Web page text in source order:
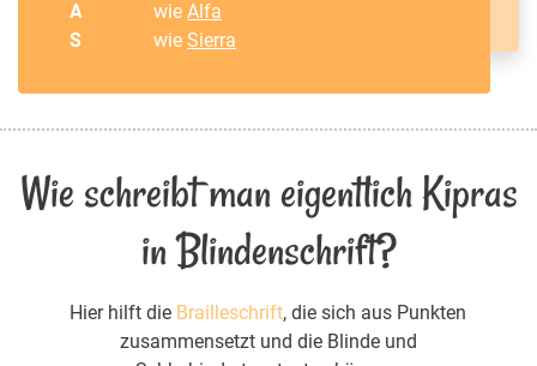
A
wieAlfa
S
wieSierra
Wie schreibt man eigentlich Kipras
in Blindenschrift?
Hier hilft die Brailleschrift, die sich aus Punkten
zusammensetzt und die Blinde und